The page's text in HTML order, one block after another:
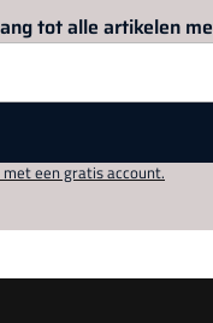
tot alle artikelen
een gratis account.